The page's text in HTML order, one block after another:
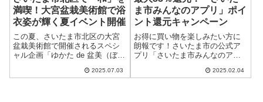
満喫！大宮盆栽美術館で浴
衣姿が輝く夏イベント開催
この夏、さいたま市北区の大宮
盆栽美術館で開催されるスペシ
ャル企画「ゆかた de 盆美（ぼん
期間は2025年7月19日（土）から
2025.07.03
ま市みんなのアプリ」ポイ
ント還元キャンペーン
お得に買い物を楽しみたい方に
朗報です！さいたま市の公式ア
プリ「さいたま市みんなのアプ
ト還元キャンペーンが、2025年2
2025.02.04